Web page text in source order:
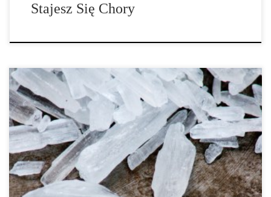
Stajesz Się Chory
Niewielkie drgawki lub problemy związane z umiejętnościami
motorycznymi mogą mieć różne przyczyny. Badanie wykazało, że
użytkownicy ecstasy i crystal meth są dotknięci stosunkowo często
tymi dolegliwościami. Od dłuższego czasu podejrzewa się, że
substancje pobudzające, takie jak speed lub crystal meth, mogą
wywołać chorobę Parkinsona. Typowe dla choroby Parkinsona są
drgawki, […]